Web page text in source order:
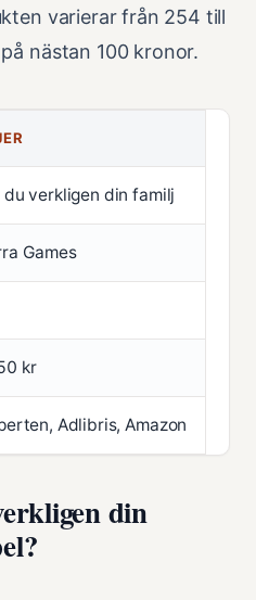
varierar från 254 till
nästan 100 kronor.
du verkligen din familj
Games
kr
Adlibris, Amazon
din